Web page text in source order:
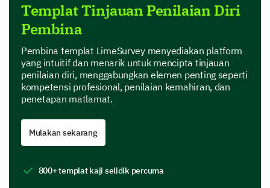
Leadership skills
Time management skills
Technical skills (as per your field)
Professional Goals & Ambition
and ambition.
years?
Templat Tinjauan Penilaian Diri
Pembina
Pembina templat LimeSurvey menyediakan platform
yang intuitif dan menarik untuk mencipta tinjauan
penilaian diri, menggabungkan elemen penting seperti
kompetensi profesional, penilaian kemahiran, dan
penetapan matlamat.
Mulakan sekarang
800+ templat kaji selidik percuma